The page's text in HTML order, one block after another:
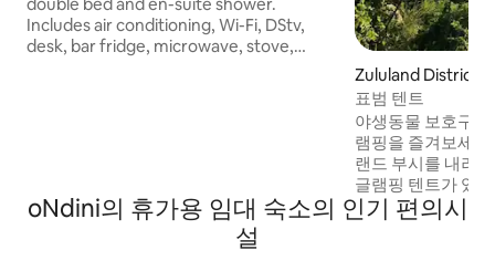
Includes air conditioning, Wi-Fi, DStv,
desk, bar fridge, microwave, stove,
Zululand District
표범 텐트
야생동물 보호구
램핑을 즐겨보세
랜드 부시를 내려
글램핑 텐트가 있
하게 조화를 이룹
과 계곡의 숨막히
oNdini의 휴가용 임대 숙소의 인기 편의시
설